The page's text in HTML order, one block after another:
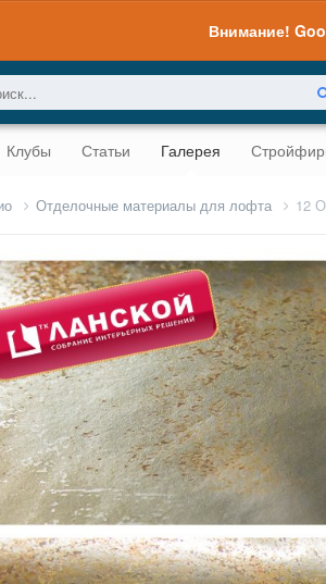
Внимание!
Клубы Статьи Галерея
Отделочные материалы для лофта 12